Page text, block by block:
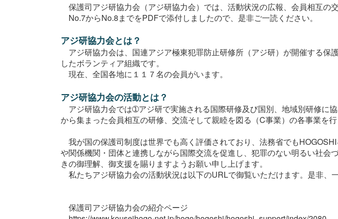
保護司アジ研協力会（アジ研協力会）では、活動状況の広報、会員相互の
No.7からNo.8までをPDFで添付しましたので、是非ご一読ください。
アジ研協力会とは？
アジ研協力会は、国連アジア極東犯罪防止研修所（アジ研）が開催する
したボランティア組織です。
現在、全国各地に１１７名の会員がいます。
アジ研協力会の活動とは？
アジ研協力会では➀アジ研で実施される国際研修及び国別、地域別研修
から集まった会員相互の研修、交流そして親睦を図る（C事業）の各事業を行
我が国の保護司制度は世界でも高く評価されており、法務省でも
や関係機関・団体と連携しながら国際交流を促進し、犯罪のない明るい社
きの御理解、御支援を賜りますようお願い申し上げます。
私たちアジ研協力会の活動状況は以下のURLで御覧いただけます。是非、
保護司アジ研協力会の紹介ページ